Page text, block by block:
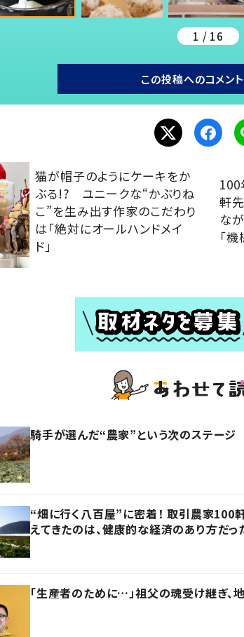
1 / 16
この投稿へのコメン
猫が帽子のようにケーキをか
ぶる!? ユニークな“かぶりね
こ”を生み出す作家のこだわり
は「絶対にオールハンドメイ
ド」
100
軒
な
「
騎手が選んだ“農家”という次のステージ
“畑に行く八百屋”に密着！ 取引農家100
えてきたのは、健康的な経済のあり方だっ
「生産者のために…」祖父の魂受け継ぎ